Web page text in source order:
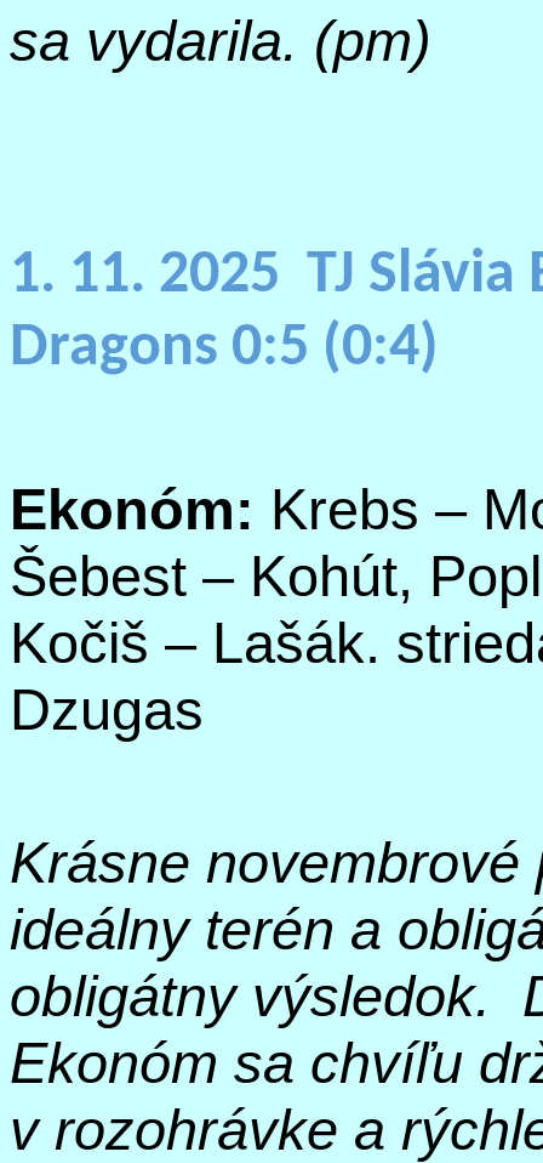
sa vydarila. (pm)
1. 11. 2025 TJ Slávia
Dragons 0:5 (0:4)
Ekonóm: Krebs –
Šebest – Kohút,
Kočiš – Lašák.
Dzugas
Krásne
ideálny terén a
obligátny výsledok.
Ekonóm sa chvíľu
v rozohrávke a